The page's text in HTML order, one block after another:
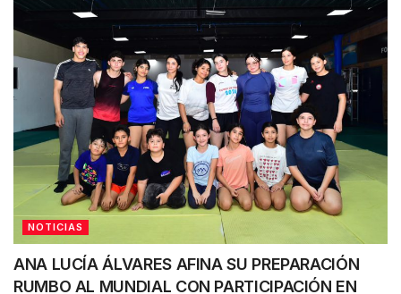
NOTICIAS
ANA LUCÍA ÁLVARES AFINA SU PREPARACIÓN
RUMBO AL MUNDIAL CON PARTICIPACIÓN EN